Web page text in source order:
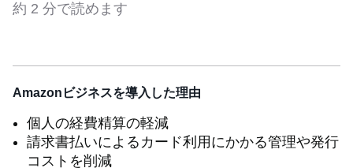
約 2 分で読めます
Amazonビジネスを導入した理由
個人の経費精算の軽減
請求書払いによるカード利用にかかる管理や発行
コストを削減